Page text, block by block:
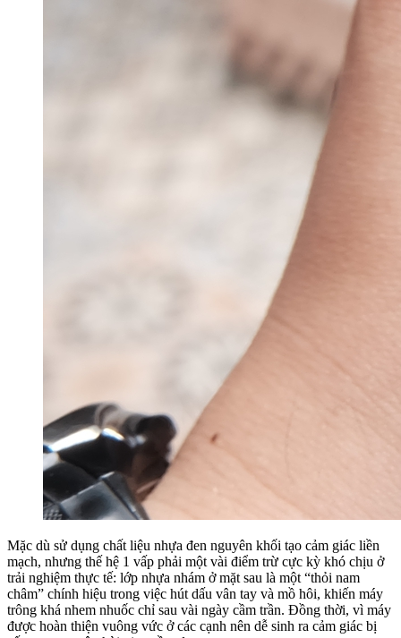
Mặc dù sử dụng chất liệu nhựa đen nguyên khối tạo cảm giác liền
mạch, nhưng thế hệ 1 vấp phải một vài điểm trừ cực kỳ khó chịu ở
trải nghiệm thực tế: lớp nhựa nhám ở mặt sau là một “thỏi nam
châm” chính hiệu trong việc hút dấu vân tay và mồ hôi, khiến máy
trông khá nhem nhuốc chỉ sau vài ngày cầm trần. Đồng thời, vì máy
được hoàn thiện vuông vức ở các cạnh nên dễ sinh ra cảm giác bị